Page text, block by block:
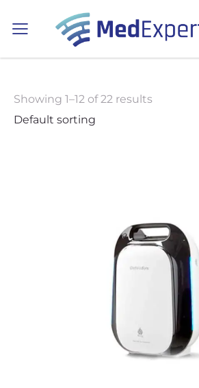
Showing 1–12 of 22 results
RTG, DENZITOMETAR, MAMOGRAF, I
OSTALI UREĐAJI I OPREMA